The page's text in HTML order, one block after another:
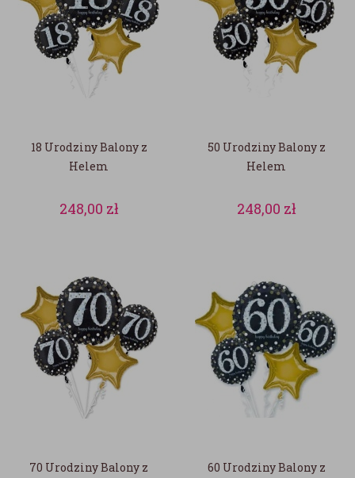
18 Urodziny Balony z
Helem
248,00 zł
50 Urodziny Balony z
Helem
248,00 zł
70 Urodziny Balony z
60 Urodziny Balony z